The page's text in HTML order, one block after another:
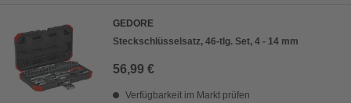
GEDORE
Steckschlüsselsatz, 46-tlg. Set, 4 - 14 mm
56,99 €
Verfügbarkeit im Markt prüfen